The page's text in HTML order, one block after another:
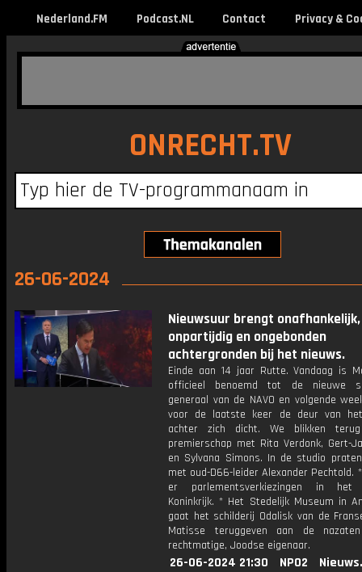
Nederland.FM Podcast.NL Contact Privacy &
ONRECHT.TV
26-06-2024
Nieuwsuur brengt onafhankelijk,
onpartijdig en ongebonden
achtergronden bij het nieuws.
Einde aan 14 jaar Rutte. Vandaag is
officieel benoemd tot de nieuwe
generaal van de NAVO en volgende
voor de laatste keer de deur van
achter zich dicht. We blikken
premierschap met Rita Verdonk, Gert-
en Sylvana Simons. In de studio
met oud-D66-leider Alexander Pechtold.
er parlementsverkiezingen in het
Koninkrijk. * Het Stedelijk Museum in
gaat het schilderij Odalisk van de
Matisse teruggeven aan de
rechtmatige, Joodse eigenaar.
26-06-2024 21:30 NPO2